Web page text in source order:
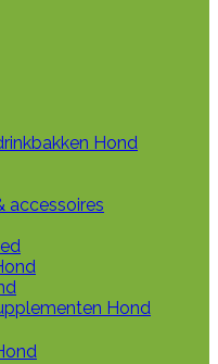
Hond
accessoires
Hond